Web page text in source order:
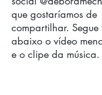
que gostaríamos de
compartilhar. Segue
abaixo o vídeo
e o clipe da música.